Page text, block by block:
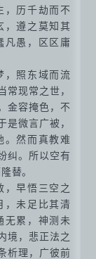
，历千劫而不
，遵之莫知其
凡愚，区区庸
，照东域而流
现常之世，
金容掩色，不
微言广被，
。然而真教难
纠。所以空有
替。
，早悟三空之
，未足比其清
无累，神测未
境，悲正法之
析理，广彼前